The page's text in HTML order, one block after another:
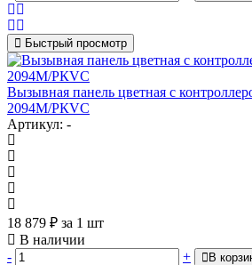
Быстрый просмотр
Вызывная панель цветная с
2094М/РКVC
Артикул: -
18 879 ₽ за 1 шт
В наличии
-
+ В